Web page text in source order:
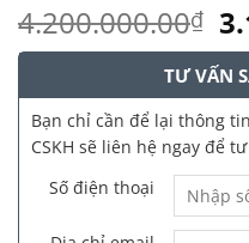
4.200.000.00₫
TƯ VẤN
Bạn chỉ cần để lại thông
CSKH sẽ liên hệ ngay để
Số điện thoại